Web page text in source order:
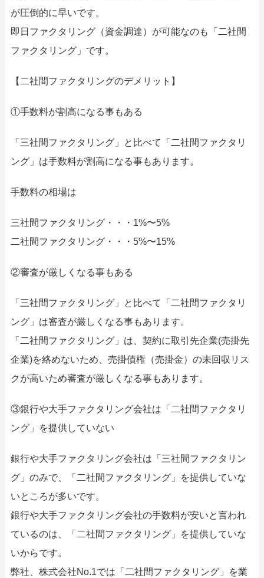
が圧倒的に早いです。
即日ファクタリング（資金調達）が可能なのも「二社間
ファクタリング」です。
【二社間ファクタリングのデメリット】
①手数料が割高になる事もある
「三社間ファクタリング」と比べて「二社間ファクタリ
ング」は手数料が割高になる事もあります。
手数料の相場は
三社間ファクタリング・・・1%〜5%
二社間ファクタリング・・・5%〜15%
②審査が厳しくなる事もある
「三社間ファクタリング」と比べて「二社間ファクタリ
ング」は審査が厳しくなる事もあります。
「二社間ファクタリング」は、契約に取引先企業(売掛先
企業)を絡めないため、売掛債権（売掛金）の未回収リス
クが高いため審査が厳しくなる事もあります。
③銀行や大手ファクタリング会社は「二社間ファクタリ
ング」を提供していない
銀行や大手ファクタリング会社は「三社間ファクタリン
グ」のみで、「二社間ファクタリング」を提供していな
いところが多いです。
銀行や大手ファクタリング会社の手数料が安いと言われ
ているのは、「二社間ファクタリング」を提供していな
いからです。
弊社、株式会社No.1では「二社間ファクタリング」を業